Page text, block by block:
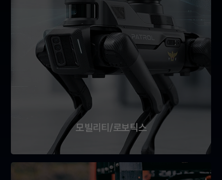
모빌리티/로보틱스